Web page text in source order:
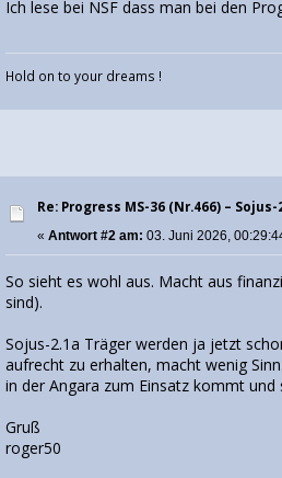
Ich lese bei NSF dass man bei den
Hold on to your dreams !
Re: Progress MS-36 (Nr.466) –
«Antwort #2 am: 03. Juni 2026,
So sieht es wohl aus. Macht aus
sind).
Sojus-2.1a Träger werden ja jetzt
aufrecht zu erhalten, macht wenig
in der Angara zum Einsatz kommt
Gruß
roger50